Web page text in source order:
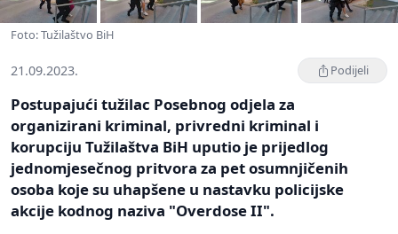
Foto: Tužilaštvo BiH
21.09.2023. Podijeli
Postupajući tužilac Posebnog odjela za
organizirani kriminal, privredni kriminal i
korupciju Tužilaštva BiH uputio je prijedlog
jednomjesečnog pritvora za pet osumnjičenih
osoba koje su uhapšene u nastavku policijske
akcije kodnog naziva "Overdose II".